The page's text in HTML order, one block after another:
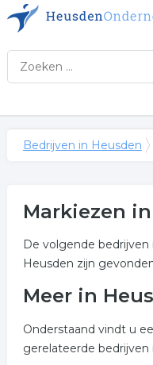
Bedrijven in Heusden
Markiezen
De volgende
Heusden zijn
Meer in
Onderstaand vindt u
gerelateerde